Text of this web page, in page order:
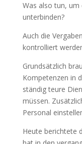
Was also tun, um
unterbinden?
Auch die
kontrolliert
Grundsätzlich
Kompetenzen in
ständig teure
müssen.
Personal
Heute berichtete